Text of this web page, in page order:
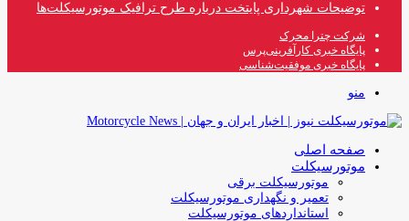
توضیحات شهرداری پایتخت درباره طرح ترافیک موتورسیکلت‌ها
شرکت چترا محرک
پایگاه خبری کارآفرینی‌پرس
پایگاه خبری موفقیت‌شناسی
منو
صفحه اصلی
موتورسیکلت
موتورسیکلت برقی
تعمیر و نگهداری موتورسیکلت
استانداردهای موتورسیکلت